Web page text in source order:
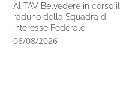
Al TAV Belvedere in corso il
raduno della Squadra di
Interesse Federale
06/08/2026